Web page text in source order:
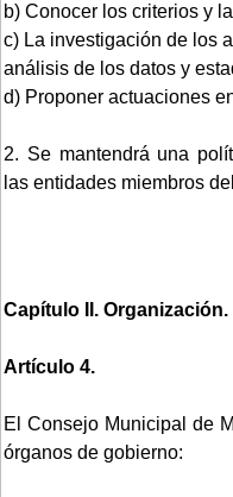
b) Conocer los criterios y
c) La investigación de los
análisis de los datos y
d) Proponer actuaciones
2. Se mantendrá una
las entidades miembros
Capítulo II. Organización.
Artículo 4.
El Consejo Municipal de
órganos de gobierno: